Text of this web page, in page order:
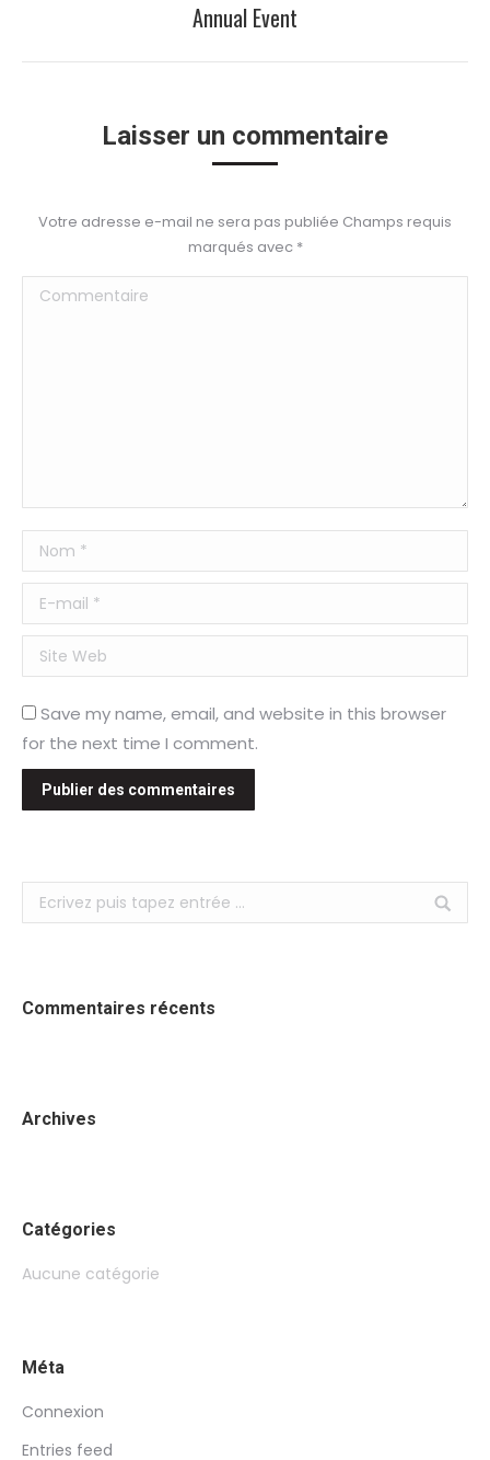
commentaire
Onglet
Annual Event
Laisser un commentaire
Votre adresse e-mail ne sera pas publiée Champs requis
marqués avec *
Commentaire
Nom *
E-mail *
Site Web
Save my name, email, and website in this browser
for the next time I comment.
Publier des commentaires
Search:
Commentaires récents
Archives
Catégories
Aucune catégorie
Méta
Connexion
Entries feed